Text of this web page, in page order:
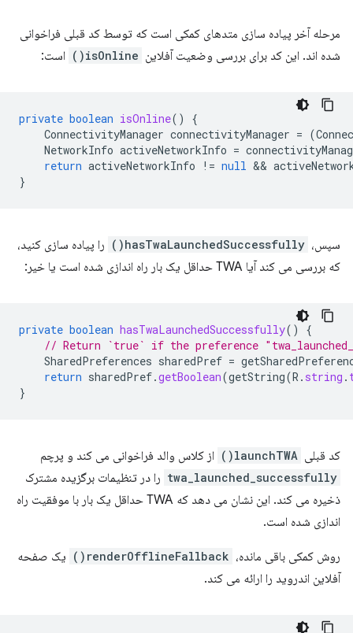
مرحله آخر پیاده سازی متدهای کمکی است که توسط کد قبلی فراخوانی
شده اند. این کد برای بررسی وضعیت آفلاین isOnline() است:
private boolean isOnline()
{
ConnectivityManager connectivityManager = (
NetworkInfo activeNetworkInfo =
return activeNetworkInfo != null &&
}
سپس، hasTwaLaunchedSuccessfully()
را پیاده سازی کنید،
که بررسی می کند آیا TWA حداقل یک بار راه اندازی شده است یا خیر:
private boolean hasTwaLaunchedSuccessfully()
{
// Return `true` if the preference
SharedPreferences sharedPref =
return sharedPref.getBoolean(getString(R . string .
}
کد قبلی launchTWA() از کلاس والد فراخوانی می کند و پرچم
twa_launched_successfully را در تنظیمات برگزیده مشترک
ذخیره می کند. این نشان می دهد که TWA حداقل یک بار با موفقیت راه
اندازی شده است.
روش کمکی باقی مانده، renderOfflineFallback()
یک صفحه
آفلاین اندروید را ارائه می کند.